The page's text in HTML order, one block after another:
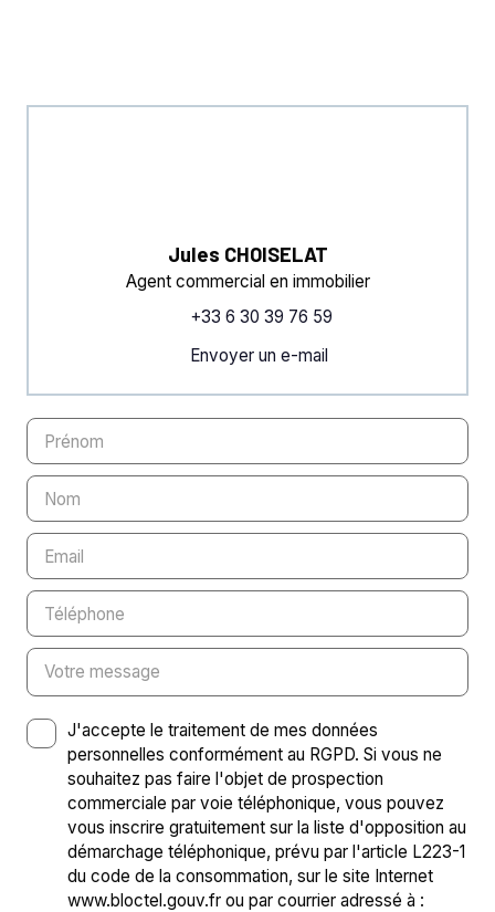
Jules CHOISELAT
Agent commercial en immobilier
+33 6 30 39 76 59
Envoyer un e-mail
Prénom
Nom
Email
Téléphone
Votre message
J'accepte le traitement de mes données
personnelles conformément au RGPD. Si vous ne
souhaitez pas faire l'objet de prospection
commerciale par voie téléphonique, vous pouvez
vous inscrire gratuitement sur la liste d'opposition au
démarchage téléphonique, prévu par l'article L223-1
du code de la consommation, sur le site Internet
www.bloctel.gouv.fr ou par courrier adressé à :